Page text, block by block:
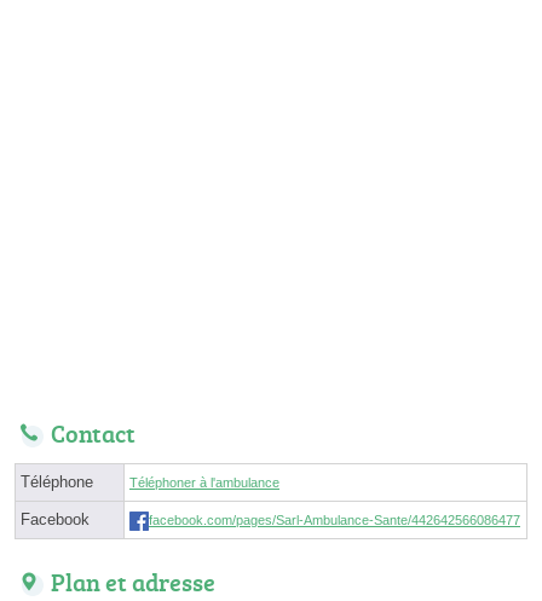
Contact
Téléphone Téléphoner à l'ambulance
Facebook facebook.com/pages/Sarl-Ambulance-Sante/442642566086477
Plan et adresse